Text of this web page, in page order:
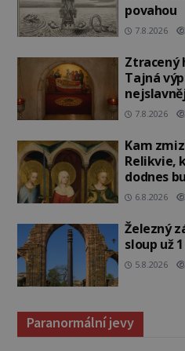
povahou
7.8.2026
Ztracený
Tajná
7.8.2026
Kam
Relikvie,
dodnes
6.8.2026
Železný
sloup už
5.8.2026
Paranormální jevy